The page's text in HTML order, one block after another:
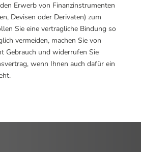
Erwerb von Finanzinstrumenten
Devisen oder Derivaten) zum
Sie eine vertragliche Bindung so
vermeiden, machen Sie von
Gebrauch und widerrufen Sie
wenn Ihnen auch dafür ein